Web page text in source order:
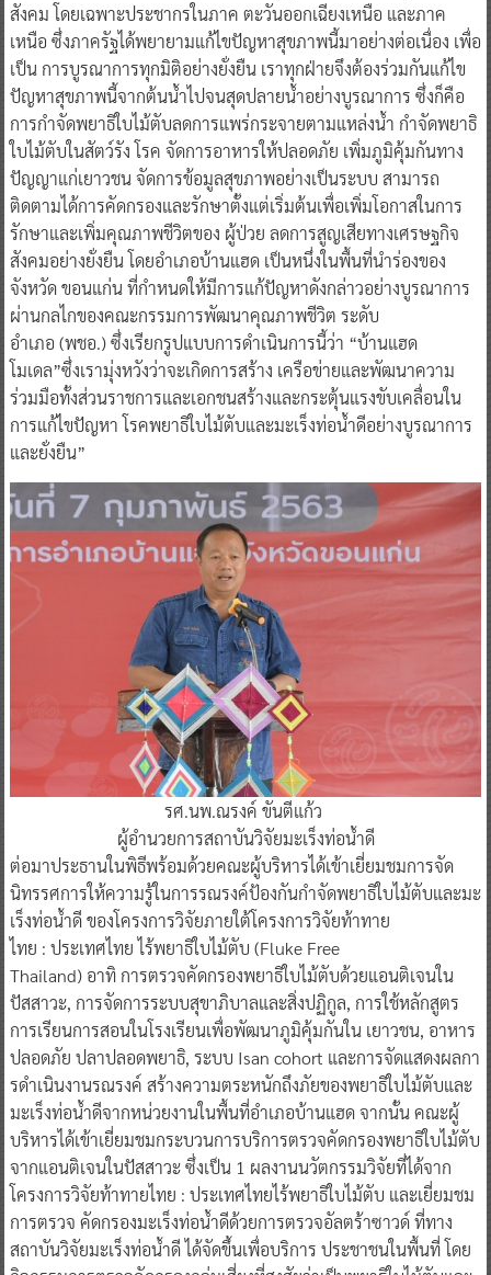
สังคม โดยเฉพาะประชากรในภาค ตะวันออกเฉียงเหนือ และภาค
เหนือ ซึ่งภาครัฐได้พยายามแก้ไขปัญหาสุขภาพนี้มาอย่างต่อเนื่อง เพื่อ
เป็น การบูรณาการทุกมิติอย่างยั่งยืน เราทุกฝ่ายจึงต้องร่วมกันแก้ไข
ปัญหาสุขภาพนี้จากต้นน้ําไปจนสุดปลายน้ําอย่างบูรณาการ ซึ่งก็คือ
การกําจัดพยาธิใบไม้ตับลดการแพร่กระจายตามแหล่งน้ํา กําจัดพยาธิ
ใบไม้ตับในสัตว์รัง โรค จัดการอาหารให้ปลอดภัย เพิ่มภูมิคุ้มกันทาง
ปัญญาแก่เยาวชน จัดการข้อมูลสุขภาพอย่างเป็นระบบ สามารถ
ติดตามได้การคัดกรองและรักษาตั้งแต่เริ่มต้นเพื่อเพิ่มโอกาสในการ
รักษาและเพิ่มคุณภาพชีวิตของ ผู้ป่วย ลดการสูญเสียทางเศรษฐกิจ
สังคมอย่างยั่งยืน โดยอําเภอบ้านแฮด เป็นหนึ่งในพื้นที่นําร่องของ
จังหวัด ขอนแก่น ที่กําหนดให้มีการแก้ปัญหาดังกล่าวอย่างบูรณาการ
ผ่านกลไกของคณะกรรมการพัฒนาคุณภาพชีวิต ระดับ
อําเภอ (พชอ.) ซึ่งเรียกรูปแบบการดําเนินการนี้ว่า “บ้านแฮด
โมเดล”ซึ่งเรามุ่งหวังว่าจะเกิดการสร้าง เครือข่ายและพัฒนาความ
ร่วมมือทั้งส่วนราชการและเอกชนสร้างและกระตุ้นแรงขับเคลื่อนใน
การแก้ไขปัญหา โรคพยาธิใบไม้ตับและมะเร็งท่อน้ําดีอย่างบูรณาการ
และยั่งยืน”
รศ.นพ.ณรงค์ ขันตีแก้ว
ผู้อำนวยการสถาบันวิจัยมะเร็งท่อน้ำดี
ต่อมาประธานในพิธีพร้อมด้วยคณะผู้บริหารได้เข้าเยี่ยมชมการจัด
นิทรรศการให้ความรู้ในการรณรงค์ป้องกันกําจัดพยาธิใบไม้ตับและมะ
เร็งท่อน้ําดี ของโครงการวิจัยภายใต้โครงการวิจัยท้าทาย
ไทย : ประเทศไทย ไร้พยาธิใบไม้ตับ (Fluke Free
Thailand) อาทิ การตรวจคัดกรองพยาธิใบไม้ตับด้วยแอนติเจนใน
ปัสสาวะ, การจัดการระบบสุขาภิบาลและสิ่งปฏิกูล, การใช้หลักสูตร
การเรียนการสอนในโรงเรียนเพื่อพัฒนาภูมิคุ้มกันใน เยาวชน, อาหาร
ปลอดภัย ปลาปลอดพยาธิ, ระบบ Isan cohort และการจัดแสดงผลกา
รดําเนินงานรณรงค์ สร้างความตระหนักถึงภัยของพยาธิใบไม้ตับและ
มะเร็งท่อน้ําดีจากหน่วยงานในพื้นที่อําเภอบ้านแฮด จากนั้น คณะผู้
บริหารได้เข้าเยี่ยมชมกระบวนการบริการตรวจคัดกรองพยาธิใบไม้ตับ
จากแอนติเจนในปัสสาวะ ซึ่งเป็น 1 ผลงานนวัตกรรมวิจัยที่ได้จาก
โครงการวิจัยท้าทายไทย : ประเทศไทยไร้พยาธิใบไม้ตับ และเยี่ยมชม
การตรวจ คัดกรองมะเร็งท่อน้ําดีด้วยการตรวจอัลตร้าซาวด์ ที่ทาง
สถาบันวิจัยมะเร็งท่อน้ําดี ได้จัดขึ้นเพื่อบริการ ประชาชนในพื้นที่ โดย